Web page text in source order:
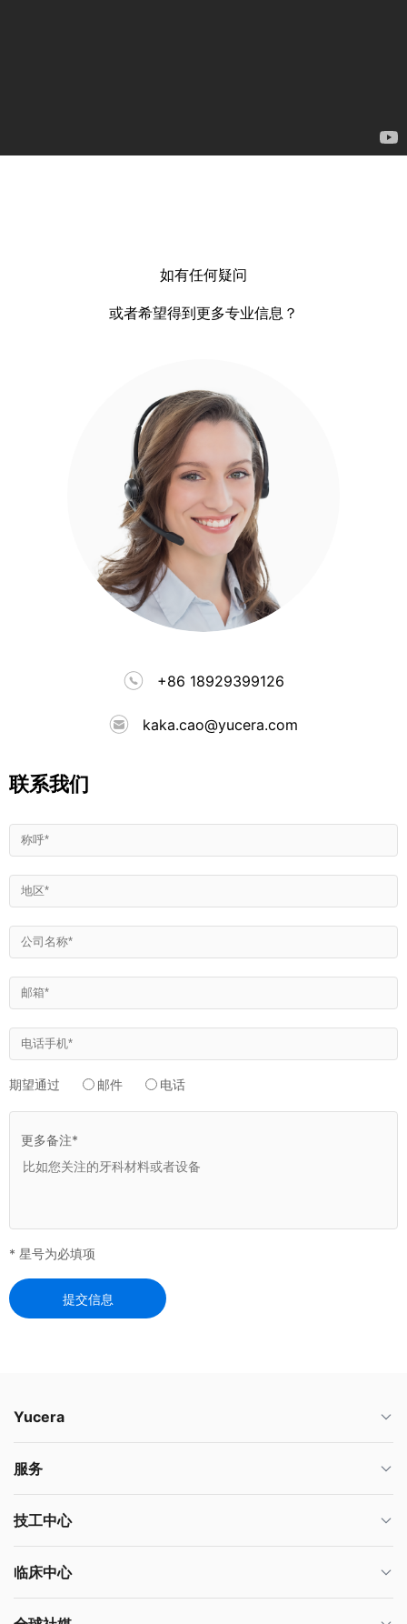
如有任何疑问
或者希望得到更多专业信息？
+86 18929399126
kaka.cao@yucera.com
联系我们
期望通过 邮件 电话
更多备注*
* 星号为必填项
提交信息
Yucera
服务
技工中心
临床中心